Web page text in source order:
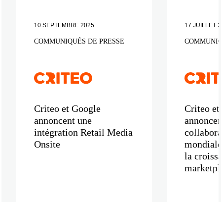
10 SEPTEMBRE 2025
COMMUNIQUÉS DE PRESSE
Criteo et Google
annoncent une
intégration Retail Media
Onsite
17 JUILLET
Criteo
la